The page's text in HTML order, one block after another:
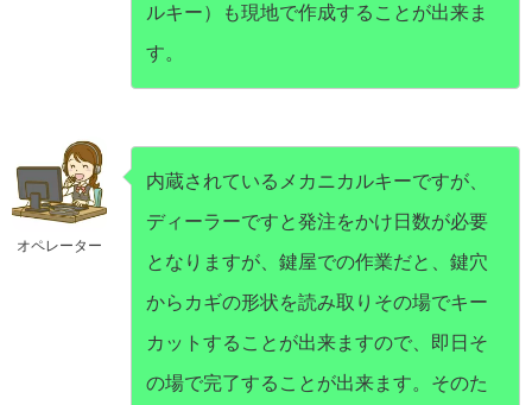
ルキー）も現地で作成することが出来ま
す。
オペレーター
内蔵されているメカニカルキーですが、
ディーラーですと発注をかけ日数が必要
となりますが、鍵屋での作業だと、鍵穴
からカギの形状を読み取りその場でキー
カットすることが出来ますので、即日そ
の場で完了することが出来ます。そのた